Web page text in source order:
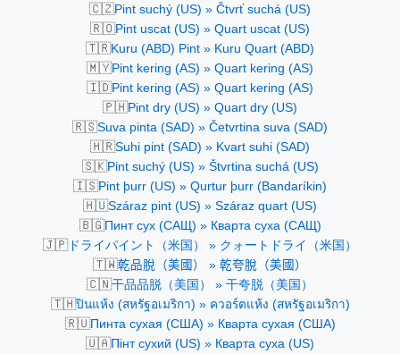
🇨🇿Pint suchý (US) » Čtvrť suchá (US)
🇷🇴Pint uscat (US) » Quart uscat (US)
🇹🇷Kuru (ABD) Pint » Kuru Quart (ABD)
🇲🇾Pint kering (AS) » Quart kering (AS)
🇮🇩Pint kering (AS) » Quart kering (AS)
🇵🇭Pint dry (US) » Quart dry (US)
🇷🇸Suva pinta (SAD) » Četvrtina suva (SAD)
🇭🇷Suhi pint (SAD) » Kvart suhi (SAD)
🇸🇰Pint suchý (US) » Štvrtina suchá (US)
🇮🇸Pint þurr (US) » Qurtur þurr (Bandaríkin)
🇭🇺Száraz pint (US) » Száraz quart (US)
🇧🇬Пинт сух (САЩ) » Кварта суха (САЩ)
🇯🇵ドライパイント（米国） » クォートドライ（米国）
🇹🇼乾品脫（美國） » 乾夸脫（美國）
🇨🇳干品品脱（美国） » 干夸脱（美国）
🇹🇭ปินแห้ง (สหรัฐอเมริกา) » ควอร์ตแห้ง (สหรัฐอเมริกา)
🇷🇺Пинта сухая (США) » Кварта сухая (США)
🇺🇦Пінт сухий (US) » Кварта суха (US)